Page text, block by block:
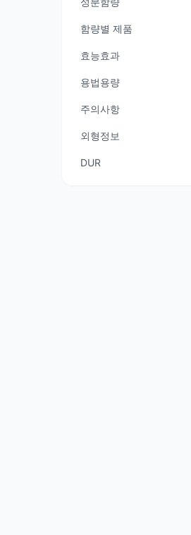
함량별 제품
효능효과
용법용량
주의사항
외형정보
DUR